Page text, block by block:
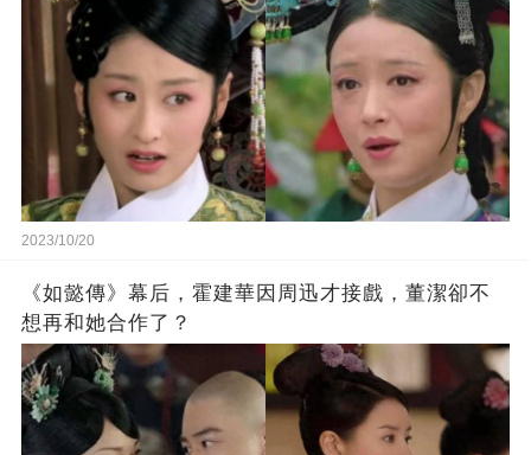
2023/10/20
《如懿傳》幕后，霍建華因周迅才接戲，董潔卻不
想再和她合作了？